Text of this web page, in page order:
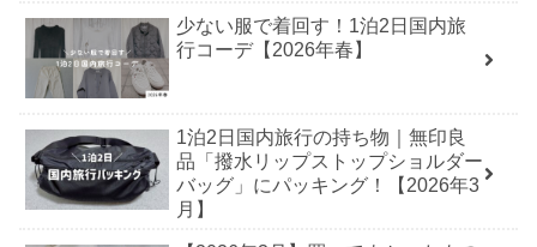
少ない服で着回す！1泊2日国内旅
行コーデ【2026年春】
1泊2日国内旅行の持ち物｜無印良
品「撥水リップストップショルダー
バッグ」にパッキング！【2026年3
月】